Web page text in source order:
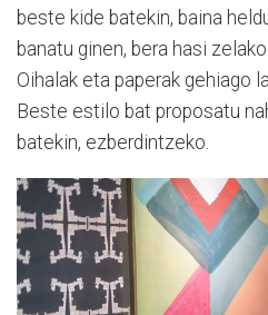
beste kide batekin, baina
banatu ginen, bera hasi
Oihalak eta paperak gehiago
Beste estilo bat proposatu
batekin, ezberdintzeko.